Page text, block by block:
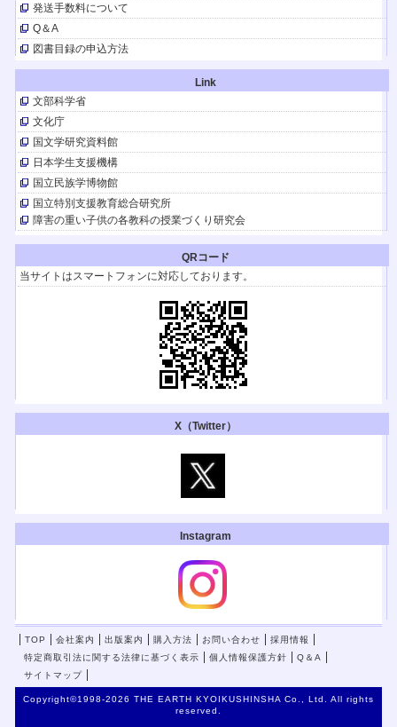
『はるの空』の著者、聴覚障害者の春日晴樹さんとその家族が
10/26（土）21時30分～Eテレ「阿佐ヶ谷アパートメント」に出演しま
す。
【イベント】
春日晴樹さんが9/ 21(土)にHTB北海道テレビのイベントでトークショー。
【TV放送】
はるの空 聞こえなくても、できるんだよ
『はるの空』の著者、春日晴樹さんのドキュメンタリー（日本テレビ9月1日
（日）24:55～ほか）。
【イベント】
日本育療学会第28回学術集会
2024.8/10（土）開催
【イベント】
【イベント】
第49回 淑徳大学 発達臨床研修セミナー
2024.8/3・4日（土日）開催
テレメンタリー2024「世界一きれいな言葉」
全国放送！ 『はるの空』の著者、春日晴樹さんのドキュメントです。「手
テレビ朝日２/３(土)午前4:50~、朝日放送テレビ２/４(日)午前4:50~、北海道
テレビ放送２/４(日)午前10:30~
【イベント】
第48回 淑徳大学 発達臨床研修セミナー
『発達に遅れがある子どものためのお金の学習』
『特別支援教育における学校・教員と専門家の連携』
『発達に遅れがある子どものためのお金の学習』
『特別支援教育における学校・教員と専門家の連携』
『かゆいところに手が届く重度重複障害児教育』
週刊教育資料 第1691号2023年2月20日号
した。
『発達障害・知的障害のある子どものSNS利用ガイド』
点字毎日新聞 第1251号
『視覚障害のためのインクルーシブアート学習』の記事が掲載されました。
『視覚障害のためのインクルーシブアート学習』
発送手数料について
Q＆A
図書目録の申込方法
Link
文部科学省
文化庁
国文学研究資料館
日本学生支援機構
国立民族学博物館
国立特別支援教育総合研究所
障害の重い子供の各教科の授業づくり研究会
QRコード
当サイトはスマートフォンに対応しております。
X（Twitter）
Instagram
TOP 会社案内 出版案内 購入方法 お問い合わせ
採用情報
特定商取引法に関する法律に基づく表示
個人情報保護方針
Q＆A
サイトマップ
Copyright©1998-2026 THE EARTH KYOIKUSHINSHA Co., Ltd. All rights
reserved.